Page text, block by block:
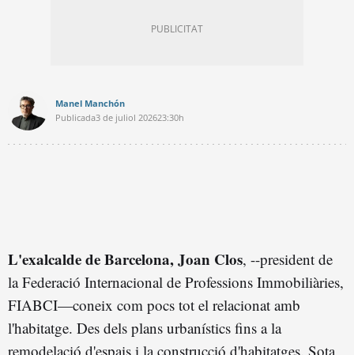
Manel Manchón
Publicada3 de juliol 202623:30h
L'exalcalde de Barcelona, Joan Clos, --president de
la Federació Internacional de Professions Immobiliàries,
FIABCI—coneix com pocs tot el relacionat amb
l'habitatge. Des dels plans urbanístics fins a la
remodelació d'espais i la construcció d'habitatges. Sota